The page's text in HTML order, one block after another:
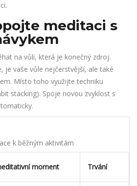
meditaci s
na vůli, která je konečný zdroj.
je vaše vůle nejčerstvější, ale také
Místo toho využijte techniku
stacking). Spoje novou zvyklost s
k běžným aktivitám
moment Trvání